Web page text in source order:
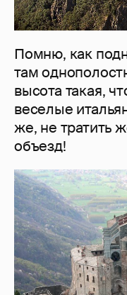
Помню, как
там
высота такая,
веселые
же, не тратить
объезд!